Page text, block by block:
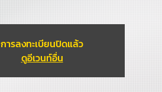
การลงทะเบียนปิดแล้ว
ดูอีเวนท์อื่น